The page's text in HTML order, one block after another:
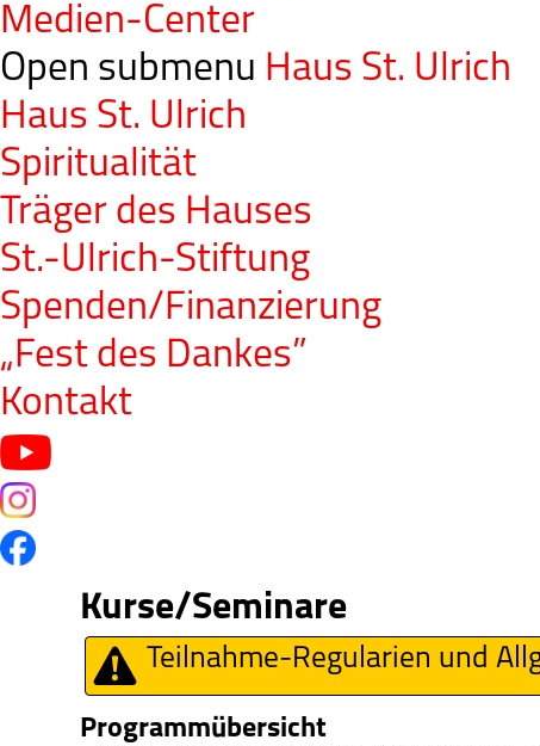
Medien-Center
Open submenu Haus St. Ulrich
Haus St. Ulrich
Spiritualität
Träger des Hauses
St.-Ulrich-Stiftung
Spenden/Finanzierung
„Fest des Dankes”
Kontakt
Kurse/Seminare
Teilnahme-Regularien und
Programmübersicht